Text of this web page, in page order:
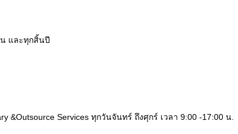
และทุกสิ้นปี
&Outsource Services ทุกวันจันทร์ ถึงศุกร์ เวลา 9:00 -17:00 น.